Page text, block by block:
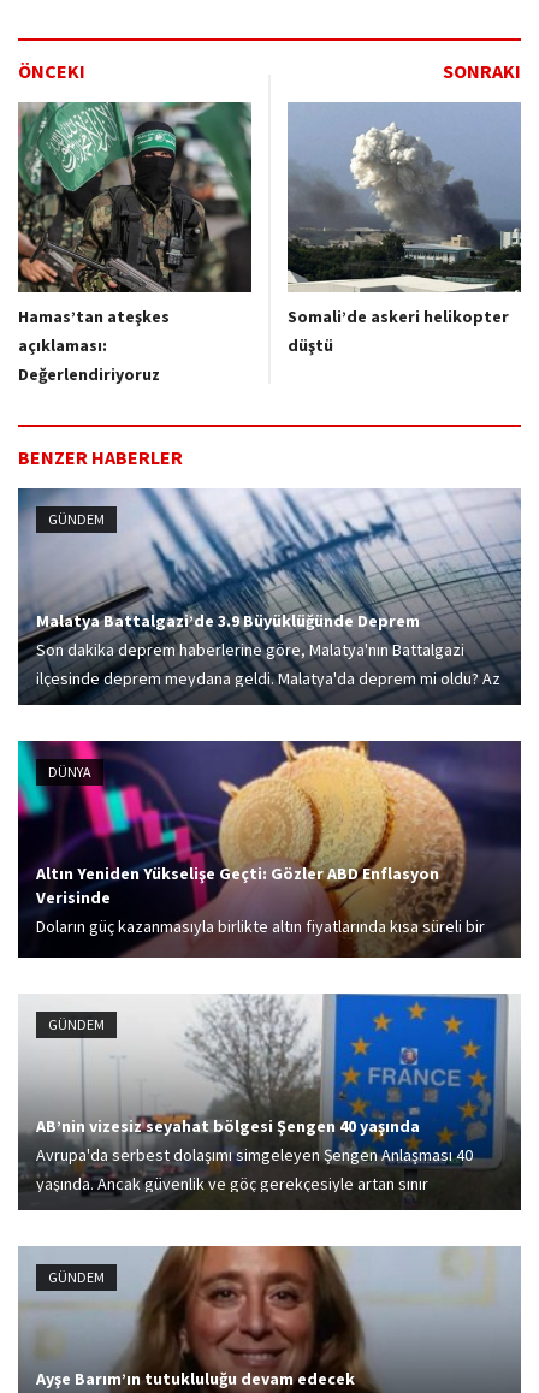
ÖNCEKI SONRAKI
Hamas’tan ateşkes
açıklaması:
Değerlendiriyoruz
Somali’de askeri helikopter
düştü
BENZER HABERLER
GÜNDEM
Malatya Battalgazi’de 3.9 Büyüklüğünde Deprem
Son dakika deprem haberlerine göre, Malatya'nın Battalgazi
ilçesinde deprem meydana geldi. Malatya'da deprem mi oldu? Az
önce deprem nerede ve kaç şiddetinde oldu? soruları
araştırılmaya başlandı.
DÜNYA
Altın Yeniden Yükselişe Geçti: Gözler ABD Enflasyon
Verisinde
Doların güç kazanmasıyla birlikte altın fiyatlarında kısa süreli bir
gerileme yaşansa da, gün içinde toparlanma işaretleri görülmeye
verileri yer alıyor. Kapalıçarşı'da gram altın...
GÜNDEM
AB’nin vizesiz seyahat bölgesi Şengen 40 yaşında
Avrupa'da serbest dolaşımı simgeleyen Şengen Anlaşması 40
yaşında. Ancak güvenlik ve göç gerekçesiyle artan sınır
kontrolleri, sistemin temelini sorgulatıyor.
GÜNDEM
Ayşe Barım’ın tutukluluğu devam edecek